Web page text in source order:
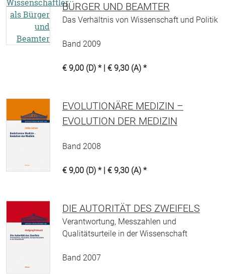
BÜRGER UND BEAMTER
Das Verhältnis von Wissenschaft und Politik
Band 2009
€ 9,00 (D) * | € 9,30 (A) *
EVOLUTIONÄRE MEDIZIN –
EVOLUTION DER MEDIZIN
Band 2008
€ 9,00 (D) * | € 9,30 (A) *
DIE AUTORITÄT DES ZWEIFELS
Verantwortung, Messzahlen und
Qualitätsurteile in der Wissenschaft
Band 2007